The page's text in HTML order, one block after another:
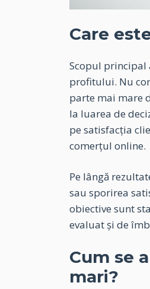
Care
Scopul principal
profitului. Nu
parte mai mare
la luarea de
pe satisfacția
comerțul online.
Pe lângă
sau sporirea
obiective sunt
evaluat și de
Cum se
mari?